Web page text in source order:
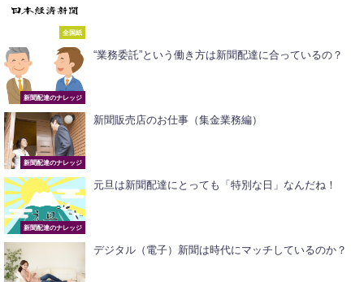
全国紙
新聞配達のナレッジ
“業務委託”という働き方は新聞配達に合っているの？
新聞配達のナレッジ
新聞販売店のお仕事（集金業務編）
新聞配達のナレッジ
元旦は新聞配達にとっても「特別な日」なんだね！
デジタル（電子）新聞は時代にマッチしているのか？